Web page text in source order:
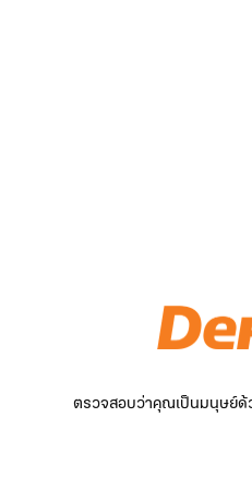
ตรวจสอบว่าคุณเป็นมนุษย์ด้